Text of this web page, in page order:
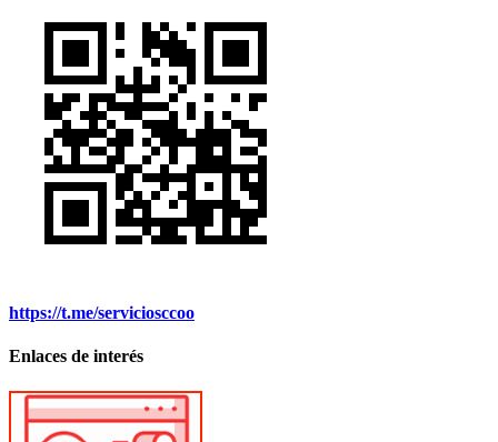
https://t.me/serviciosccoo
Enlaces de interés